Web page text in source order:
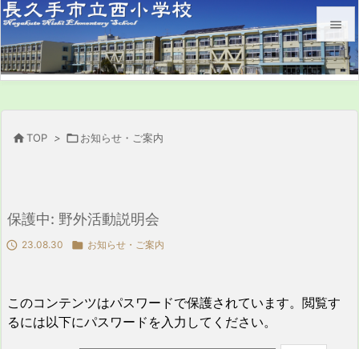


メニュ
TOP > お知らせ・ご案内
保護中: 野外活動説明会
 23.08.30  お知らせ・ご案内
このコンテンツはパスワードで保護されています。閲覧す
るには以下にパスワードを入力してください。